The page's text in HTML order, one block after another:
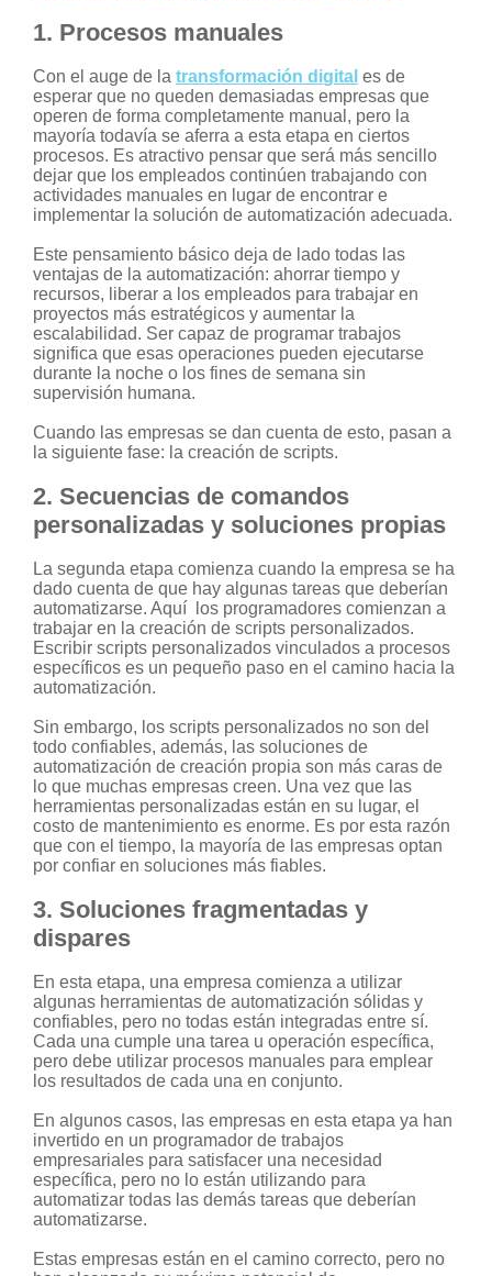
1. Procesos manuales
Con el auge de latransformación digital es de
esperar que no queden demasiadas empresas que
operen de forma completamente manual, pero la
mayoría todavía se aferra a esta etapa en ciertos
procesos. Es atractivo pensar que será más sencillo
dejar que los empleados continúen trabajando con
actividades manuales en lugar de encontrar e
implementar la solución de automatización adecuada.
Este pensamiento básico deja de lado todas las
ventajas de la automatización: ahorrar tiempo y
recursos, liberar a los empleados para trabajar en
proyectos más estratégicos y aumentar la
escalabilidad. Ser capaz de programar trabajos
significa que esas operaciones pueden ejecutarse
durante la noche o los fines de semana sin
supervisión humana.
Cuando las empresas se dan cuenta de esto, pasan a
la siguiente fase: la creación de scripts.
2. Secuencias de comandos
personalizadas y soluciones propias
La segunda etapa comienza cuando la empresa se ha
dado cuenta de que hay algunas tareas que deberían
automatizarse. Aquí los programadores comienzan a
trabajar en la creación de scripts personalizados.
Escribir scripts personalizados vinculados a procesos
específicos es un pequeño paso en el camino hacia la
automatización.
Sin embargo, los scripts personalizados no son del
todo confiables, además, las soluciones de
automatización de creación propia son más caras de
lo que muchas empresas creen. Una vez que las
herramientas personalizadas están en su lugar, el
costo de mantenimiento es enorme. Es por esta razón
que con el tiempo, la mayoría de las empresas optan
por confiar en soluciones más fiables.
3. Soluciones fragmentadas y
dispares
En esta etapa, una empresa comienza a utilizar
algunas herramientas de automatización sólidas y
confiables, pero no todas están integradas entre sí.
Cada una cumple una tarea u operación específica,
pero debe utilizar procesos manuales para emplear
los resultados de cada una en conjunto.
En algunos casos, las empresas en esta etapa ya han
invertido en un programador de trabajos
empresariales para satisfacer una necesidad
específica, pero no lo están utilizando para
automatizar todas las demás tareas que deberían
automatizarse.
Estas empresas están en el camino correcto, pero no